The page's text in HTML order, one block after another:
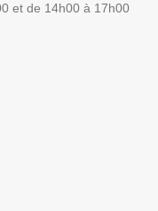
et de 14h00 à 17h00